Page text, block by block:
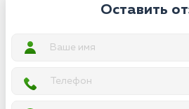
Оставить